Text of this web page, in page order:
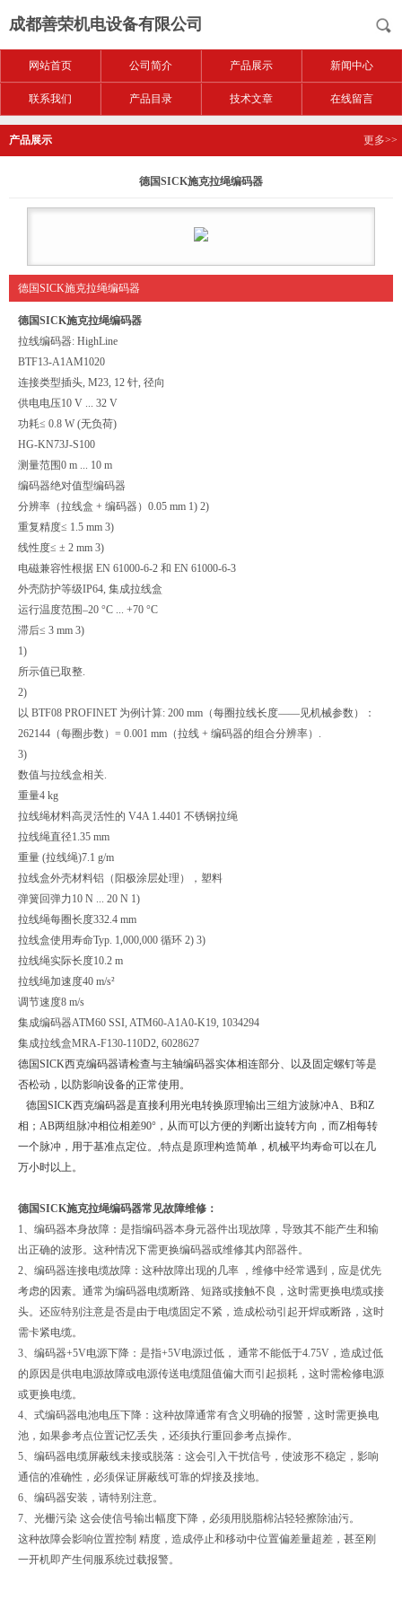
成都善荣机电设备有限公司
网站首页 公司简介 产品展示 新闻中心
联系我们 产品目录 技术文章 在线留言
产品展示 更多>>
德国SICK施克拉绳编码器
德国SICK施克拉绳编码器
德国SICK施克拉绳编码器
拉线编码器: HighLine
BTF13-A1AM1020
连接类型插头, M23, 12 针, 径向
供电电压10 V ... 32 V
功耗≤ 0.8 W (无负荷)
HG-KN73J-S100
测量范围0 m ... 10 m
编码器绝对值型编码器
分辨率（拉线盒 + 编码器） 0.05 mm 1) 2)
重复精度≤ 1.5 mm 3)
线性度≤ ± 2 mm 3)
电磁兼容性根据 EN 61000-6-2 和 EN 61000-6-3
外壳防护等级IP64, 集成拉线盒
运行温度范围–20 °C ... +70 °C
滞后≤ 3 mm 3)
1)
所示值已取整.
2)
以 BTF08 PROFINET 为例计算: 200 mm（每圈拉线长度——见机械参数）：
262144（每圈步数）= 0.001 mm（拉线 + 编码器的组合分辨率）.
3)
数值与拉线盒相关.
重量4 kg
拉线绳材料高灵活性的 V4A 1.4401 不锈钢拉绳
拉线绳直径1.35 mm
重量 (拉线绳)7.1 g/m
拉线盒外壳材料铝（阳极涂层处理），塑料
弹簧回弹力10 N ... 20 N 1)
拉线绳每圈长度332.4 mm
拉线盒使用寿命Typ. 1,000,000 循环 2) 3)
拉线绳实际长度10.2 m
拉线绳加速度40 m/s²
调节速度8 m/s
集成编码器ATM60 SSI, ATM60-A1A0-K19, 1034294
集成拉线盒MRA-F130-110D2, 6028627
德国SICK西克编码器请检查与主轴编码器实体相连部分、以及固定螺钉等是
否松动，以防影响设备的正常使用。
德国SICK西克编码器是直接利用光电转换原理输出三组方波脉冲A、B和Z
相；AB两组脉冲相位相差90°，从而可以方便的判断出旋转方向，而Z相每转
一个脉冲，用于基准点定位。,特点是原理构造简单，机械平均寿命可以在几
万小时以上。
德国SICK施克拉绳编码器常见故障维修：
1、编码器本身故障：是指编码器本身元器件出现故障，导致其不能产生和输
出正确的波形。这种情况下需更换编码器或维修其内部器件。
2、编码器连接电缆故障：这种故障出现的几率 ，维修中经常遇到，应是优先
考虑的因素。通常为编码器电缆断路、短路或接触不良，这时需更换电缆或接
头。还应特别注意是否是由于电缆固定不紧，造成松动引起开焊或断路，这时
需卡紧电缆。
3、编码器+5V电源下降：是指+5V电源过低， 通常不能低于4.75V，造成过低
的原因是供电电源故障或电源传送电缆阻值偏大而引起损耗，这时需检修电源
或更换电缆。
4、式编码器电池电压下降：这种故障通常有含义明确的报警，这时需更换电
池，如果参考点位置记忆丢失，还须执行重回参考点操作。
5、编码器电缆屏蔽线未接或脱落：这会引入干扰信号，使波形不稳定，影响
通信的准确性，必须保证屏蔽线可靠的焊接及接地。
6、编码器安装，请特别注意。
7、光栅污染 这会使信号输出幅度下降，必须用脱脂棉沾轻轻擦除油污。
这种故障会影响位置控制 精度，造成停止和移动中位置偏差量超差，甚至刚
一开机即产生伺服系统过载报警。